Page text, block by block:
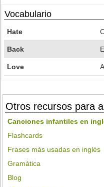
Vocabulario
Hate
Back
Love
Otros recursos para
Canciones infantiles en
Flashcards
Frases más usadas en inglés
Gramática
Blog